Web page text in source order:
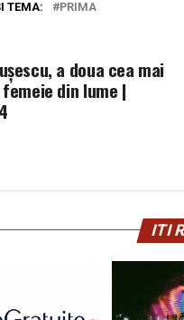
TEMA: PRIMA
a doua cea mai
din lume |
ITI